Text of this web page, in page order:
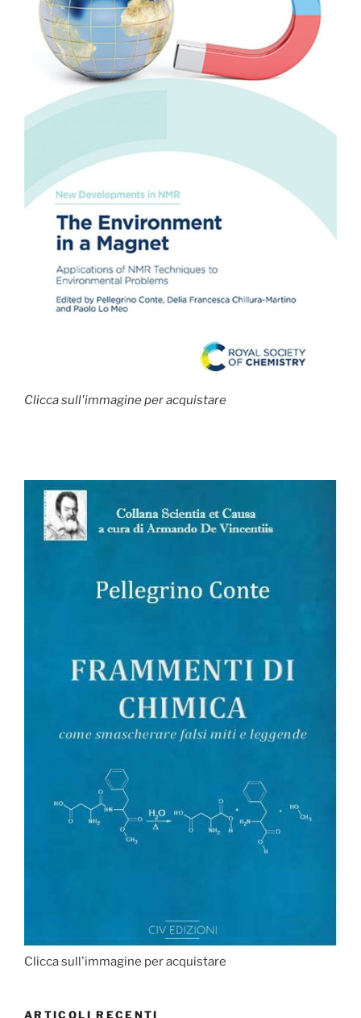
Clicca sull'immagine per acquistare
Clicca sull'immagine per acquistare
ARTICOLI RECENTI